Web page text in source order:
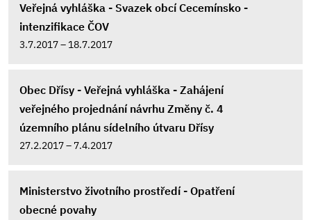
Veřejná vyhláška - Svazek obcí Cecemínsko -
intenzifikace ČOV
3.7.2017 – 18.7.2017
Obec Dřísy - Veřejná vyhláška - Zahájení
veřejného projednání návrhu Změny č. 4
územního plánu sídelního útvaru Dřísy
27.2.2017 – 7.4.2017
Ministerstvo životního prostředí - Opatření
obecné povahy